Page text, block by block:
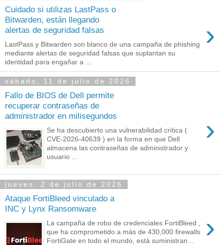
Cuidado si utilizas LastPass o
Bitwarden, están llegando
alertas de seguridad falsas
›
LastPass y Bitwarden son blanco de una campaña de phishing
mediante alertas de seguridad falsas que suplantan su
identidad para engañar a ...
sábado, 11 de julio de 2026
Fallo de BIOS de Dell permite
recuperar contraseñas de
administrador en milisegundos
›
Se ha descubierto una vulnerabilidad crítica (
CVE-2026-40639 ) en la forma en que Dell
almacena las contraseñas de administrador y
usuario ...
jueves, 2 de julio de 2026
Ataque FortiBleed vinculado a
INC y Lynx Ransomware
›
La campaña de robo de credenciales FortiBleed ,
que ha comprometido a más de 430,000 firewalls
FortiGate en todo el mundo, está suministran...